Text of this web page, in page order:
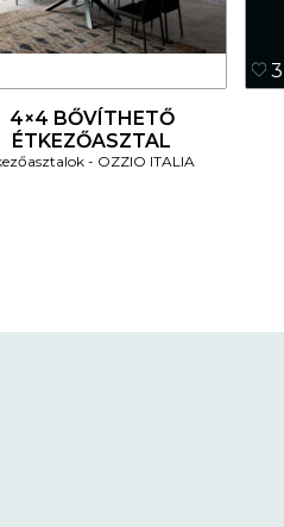
4×4 BŐVÍTHETŐ
ÉTKEZŐASZTAL
OZZIO ITALIA
3